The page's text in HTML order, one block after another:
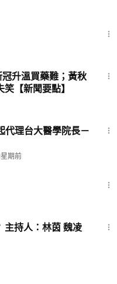
升溫買藥難；黃秋
【新聞要點】
理台大醫學院長－
星期前